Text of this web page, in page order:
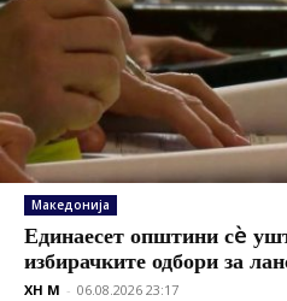
Македонија
Единаесет општини сè
избирачките одбори за
XH M - 06.08.2026 23:17